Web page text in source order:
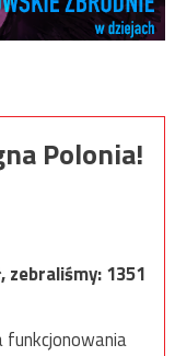
Polonia!
zebraliśmy:1351